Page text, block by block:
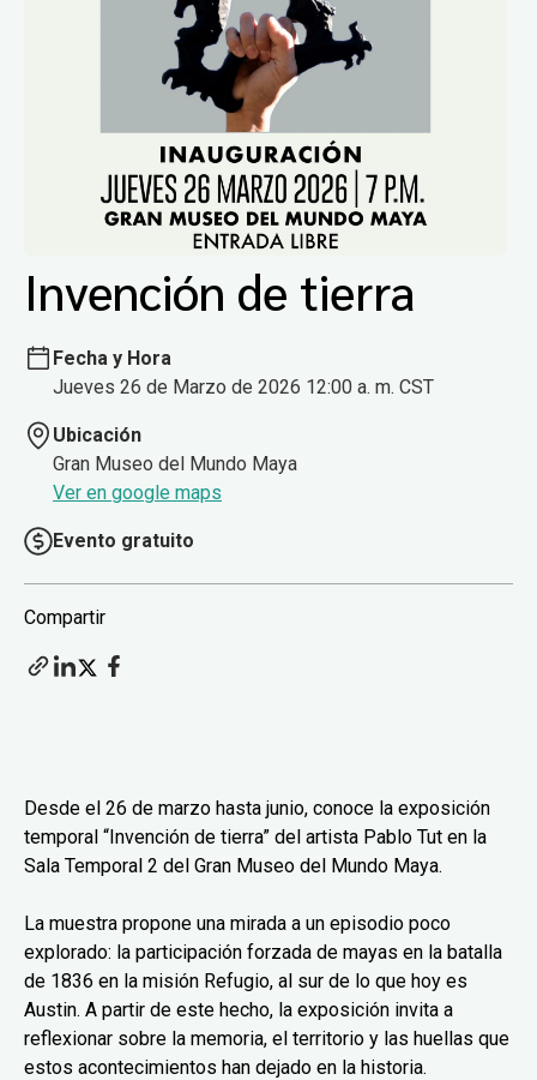
Invención de tierra
Fecha y Hora
Jueves 26 de Marzo de 2026 12:00 a. m. CST
Ubicación
Gran Museo del Mundo Maya
Ver en google maps
Evento gratuito
Compartir
Desde el 26 de marzo hasta junio, conoce la exposición
temporal “Invención de tierra” del artista Pablo Tut en la
Sala Temporal 2 del Gran Museo del Mundo Maya.
La muestra propone una mirada a un episodio poco
explorado: la participación forzada de mayas en la batalla
de 1836 en la misión Refugio, al sur de lo que hoy es
Austin. A partir de este hecho, la exposición invita a
reflexionar sobre la memoria, el territorio y las huellas que
estos acontecimientos han dejado en la historia.